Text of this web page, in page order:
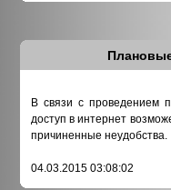
В связи с проведением
доступ в интернет
причиненные неудобства.
04.03.2015 03:08:02